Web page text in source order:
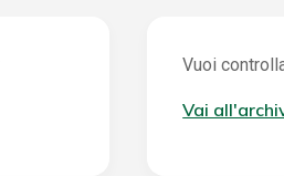
Vuoi
Vai